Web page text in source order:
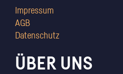
Impressum
AGB
Datenschutz
ÜBER UNS